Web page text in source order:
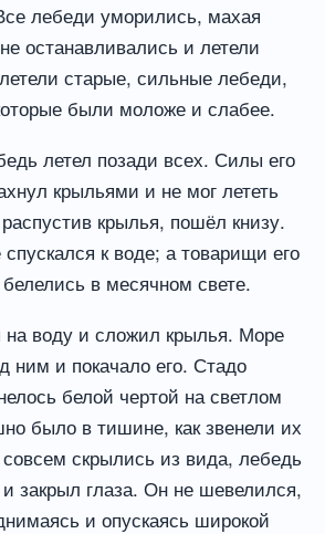
лебеди уморились, махая
останавливались и летели
старые, сильные лебеди,
были моложе и слабее.
летел позади всех. Силы его
крыльями и не мог лететь
крылья, пошёл книзу.
к воде; а товарищи его
в месячном свете.
на воду и сложил крылья. Море
ним и покачало его. Стадо
белой чертой на светлом
было в тишине, как звенели их
скрылись из вида, лебедь
закрыл глаза. Он не шевелился,
и опускаясь широкой